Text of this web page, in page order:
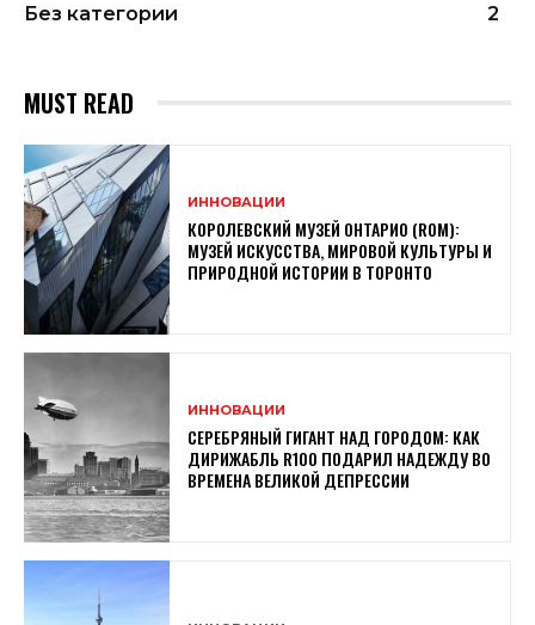
Без категории
2
MUST READ
ИННОВАЦИИ
КОРОЛЕВСКИЙ МУЗЕЙ ОНТАРИО (ROM):
МУЗЕЙ ИСКУССТВА, МИРОВОЙ КУЛЬТУРЫ И
ПРИРОДНОЙ ИСТОРИИ В ТОРОНТО
ИННОВАЦИИ
СЕРЕБРЯНЫЙ ГИГАНТ НАД ГОРОДОМ: КАК
ДИРИЖАБЛЬ R100 ПОДАРИЛ НАДЕЖДУ ВО
ВРЕМЕНА ВЕЛИКОЙ ДЕПРЕССИИ